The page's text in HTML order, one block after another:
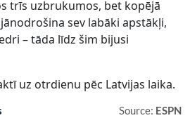
trīs uzbrukumos, bet kopējā
sev labāki apstākļi,
– tāda līdz šim bijusi
uz otrdienu pēc Latvijas laika.
Source: ESPN